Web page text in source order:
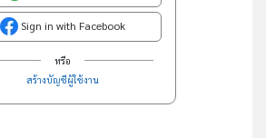
Sign in with Facebook
หรือ
สร้างบัญชีผู้ใช้งาน